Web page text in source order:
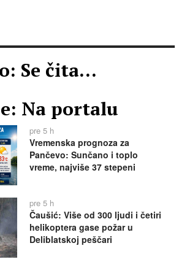
Se čita...
Na portalu
pre 5 h
Vremenska prognoza za
Pančevo: Sunčano i toplo
vreme, najviše 37 stepeni
pre 5 h
Čaušić: Više od 300 ljudi i četiri
helikoptera gase požar u
Deliblatskoj peščari